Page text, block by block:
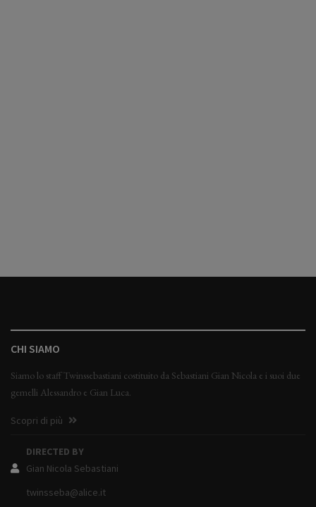
CHI SIAMO
Siamo lo staff Twinssebastiani costituito da Sebastiani Gian Nicola e i suoi due
gemelli Alessandro e Gian Luca.
Scopri di più
DIRECTED BY
Gian Nicola Sebastiani
twinsseba@alice.it